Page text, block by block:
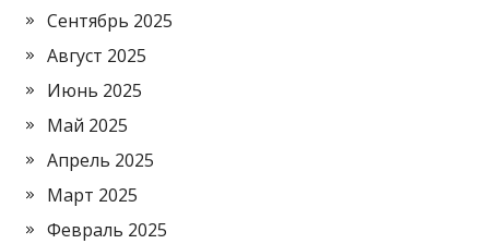
Сентябрь 2025
Август 2025
Июнь 2025
Май 2025
Апрель 2025
Март 2025
Февраль 2025